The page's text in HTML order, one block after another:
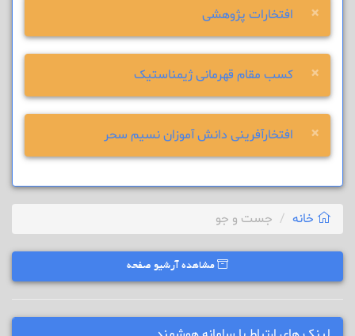
× افتخارات پژوهشی
× کسب مقام قهرمانی ژیمناستیک
× افتخارآفرینی دانش آموزان نسیم سحر
خانه جست و جو
مشاهده آرشیو صفحه